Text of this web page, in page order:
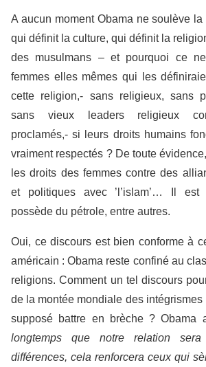
A aucun moment Obama ne soulève
qui définit la culture, qui définit la
des musulmans – et pourquoi ce
femmes elles mêmes qui les
cette religion,- sans religieux, sans
sans vieux leaders religieux
proclamés,- si leurs droits humains
vraiment respectés ? De toute
les droits des femmes contre des
et politiques avec ’l’islam’… Il est
possède du pétrole, entre autres.
Oui, ce discours est bien conforme à
américain : Obama reste confiné au
religions. Comment un tel discours
de la montée mondiale des intégrismes
supposé battre en brèche ? Obama
longtemps que notre relation
différences, cela renforcera ceux qui